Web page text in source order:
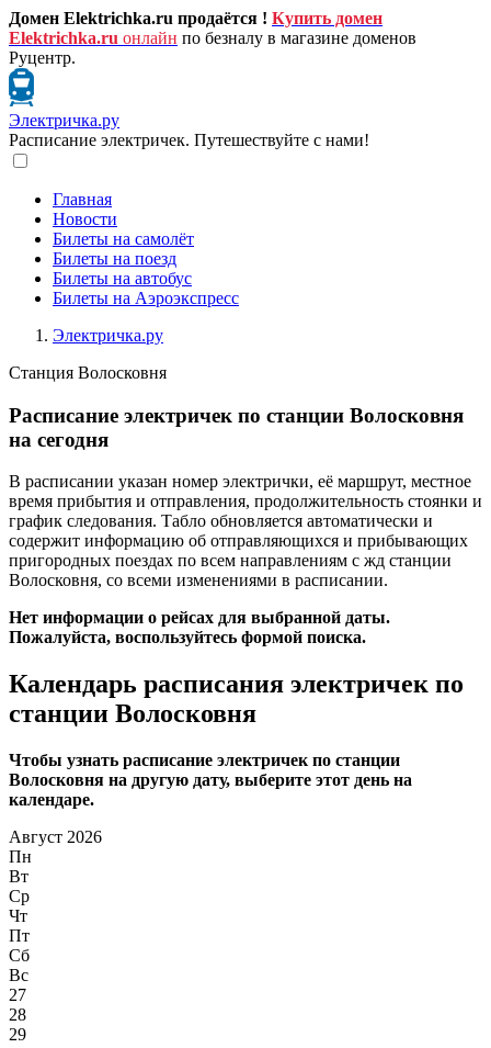
Домен Elektrichka.ru продаётся ! Купить домен
Elektrichka.ru онлайн по безналу в магазине доменов
Руцентр.
Электричка.ру
Расписание электричек. Путешествуйте с нами!
Главная
Новости
Билеты на самолёт
Билеты на поезд
Билеты на автобус
Билеты на Аэроэкспресс
Электричка.ру
Станция Волосковня
Расписание электричек по станции Волосковня
на сегодня
В расписании указан номер электрички, её маршрут, местное
время прибытия и отправления, продолжительность стоянки и
график следования. Табло обновляется автоматически и
содержит информацию об отправляющихся и прибывающих
пригородных поездах по всем направлениям с жд станции
Волосковня, со всеми изменениями в расписании.
Нет информации о рейсах для выбранной даты.
Пожалуйста, воспользуйтесь формой поиска.
Календарь расписания электричек по
станции Волосковня
Чтобы узнать расписание электричек по станции
Волосковня на другую дату, выберите этот день на
календаре.
Август 2026
Пн
Вт
Ср
Чт
Пт
Сб
Вс
27
28
29